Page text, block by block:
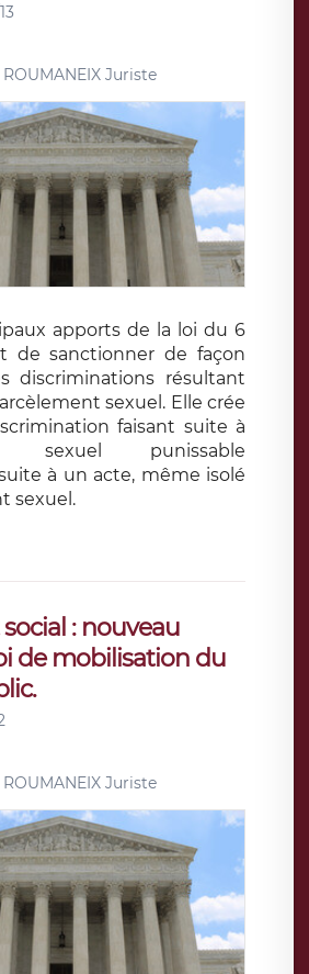
Juriste
apports de la loi du 6
de sanctionner de façon
discriminations résultant
sexuel. Elle crée
faisant suite à
sexuel punissable
à un acte, même isolé
sexuel.
: nouveau
de mobilisation du
Juriste